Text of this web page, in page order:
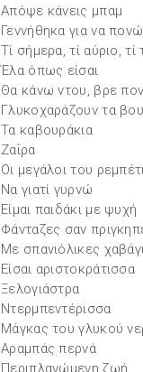
Απόψε κάνεις μπαμ
Γεννήθηκα για να πονώ
Τί σήμερα, τί αύριο,
Έλα όπως είσαι
Θα κάνω ντου, βρε
Γλυκοχαράζουν τα
Τα καβουράκια
Ζαΐρα
Οι μεγάλοι του
Να γιατί γυρνώ
Είμαι παιδάκι με ψυχή
Φάνταζες σαν
Με σπανιόλικες
Είσαι αριστοκράτισσα
Ξελογιάστρα
Ντερμπεντέρισσα
Μάγκας του γλυκού
Αραμπάς περνά
Περιπλανώμενη ζωή